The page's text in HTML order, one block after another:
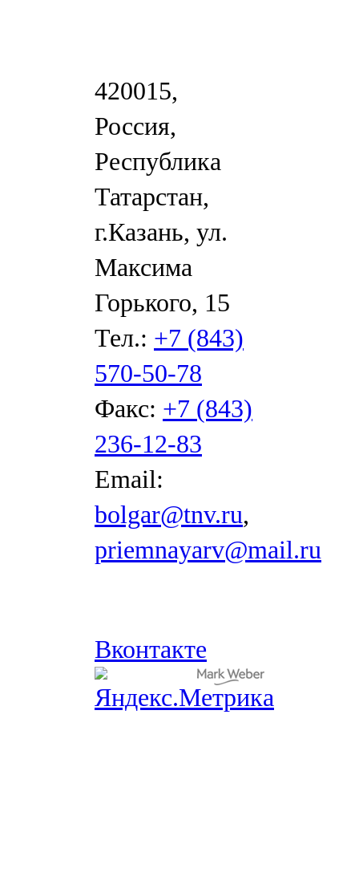
420015,
Россия,
Республика
Татарстан,
г.Казань, ул.
Максима
Горького, 15
Тел.: +7 (843)
570-50-78
Факс: +7 (843)
236-12-83
Email:
bolgar@tnv.ru,
priemnayarv@mail.ru
Вконтакте